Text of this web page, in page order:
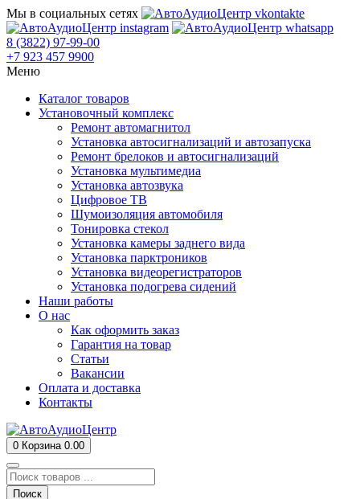
Мы в социальных сетях
8 (3822) 97-99-00
+7 923 457 9900
Меню
Каталог товаров
Установочный комплекс
Ремонт автомагнитол
Установка автосигнализаций и автозапуска
Ремонт брелоков и автосигнализаций
Установка мультимедиа
Установка автозвука
Цифровое ТВ
Шумоизоляция автомобиля
Тонировка стекол
Установка камеры заднего вида
Установка парктроников
Установка видеорегистраторов
Установка подогрева сидений
Наши работы
О нас
Как оформить заказ
Гарантия на товар
Статьи
Вакансии
Оплата и доставка
Контакты
0 Корзина 0.00
Поиск